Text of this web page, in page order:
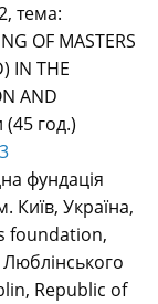
тема:
OF MASTERS
IN THE
AND
(45 год.)
фундація
Київ, Україна,
foundation,
Люблінського
Republic of